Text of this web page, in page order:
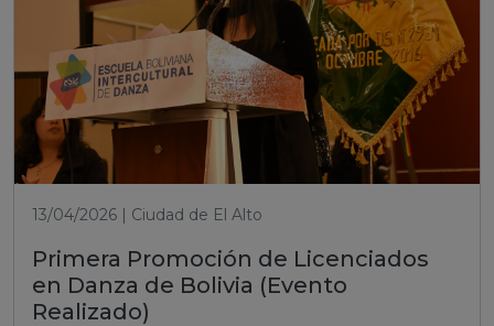
13/04/2026 | Ciudad de El Alto
Primera Promoción de Licenciados
en Danza de Bolivia (Evento
Realizado)